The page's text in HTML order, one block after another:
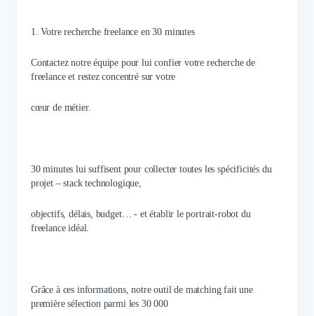
1. Votre recherche freelance en 30 minutes
Contactez notre équipe pour lui confier votre recherche de
freelance et restez concentré sur votre
cœur de métier.
30 minutes lui suffisent pour collecter toutes les spécificités du
projet – stack technologique,
objectifs, délais, budget… - et établir le portrait-robot du
freelance idéal.
Grâce à ces informations, notre outil de matching fait une
première sélection parmi les 30 000